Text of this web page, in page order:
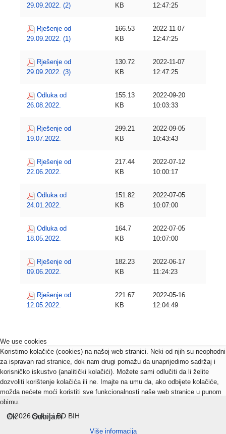
29.09.2022. (2)
KB
12:47:25
Rješenje od
29.09.2022. (1)
166.53
KB
2022-11-07
12:47:25
Rješenje od
29.09.2022. (3)
130.72
KB
2022-11-07
12:47:25
Odluka od
26.08.2022.
155.13
KB
2022-09-20
10:03:33
Rješenje od
19.07.2022.
299.21
KB
2022-09-05
10:43:43
Rješenje od
22.06.2022.
217.44
KB
2022-07-12
10:00:17
Odluka od
24.01.2022.
151.82
KB
2022-07-05
10:07:00
Odluka od
18.05.2022.
164.7
KB
2022-07-05
10:07:00
Rješenje od
09.06.2022.
182.23
KB
2022-06-17
11:24:23
Rješenje od
12.05.2022.
221.67
KB
2022-05-16
12:04:49
© 2026 Sukobi BD BIH
We use cookies
Koristimo kolačiće (cookies) na našoj web stranici. Neki od njih su neophodni
za ispravan rad stranice, dok nam drugi pomažu da unaprijedimo sadržaj i
korisničko iskustvo (analitički kolačići). Možete sami odlučiti da li želite
dozvoliti korištenje kolačića ili ne. Imajte na umu da, ako odbijete kolačiće,
možda nećete moći koristiti sve funkcionalnosti naše web stranice u punom
obimu.
Ok Odbijam
Više informacija